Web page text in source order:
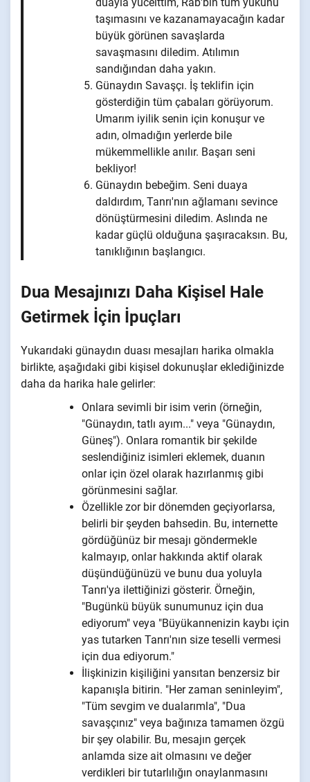
taşımasını ve kazanamayacağın kadar
büyük görünen savaşlarda
savaşmasını diledim. Atılımın
sandığından daha yakın.
Günaydın Savaşçı. İş teklifin için
gösterdiğin tüm çabaları görüyorum.
Umarım iyilik senin için konuşur ve
adın, olmadığın yerlerde bile
mükemmellikle anılır. Başarı seni
bekliyor!
Günaydın bebeğim. Seni duaya
daldırdım, Tanrı'nın ağlamanı sevince
dönüştürmesini diledim. Aslında ne
kadar güçlü olduğuna şaşıracaksın. Bu,
tanıklığının başlangıcı.
Dua Mesajınızı Daha Kişisel Hale
Getirmek İçin İpuçları
Yukarıdaki günaydın duası mesajları harika olmakla
birlikte, aşağıdaki gibi kişisel dokunuşlar eklediğinizde
daha da harika hale gelirler:
Onlara sevimli bir isim verin (örneğin,
"Günaydın, tatlı ayım..." veya "Günaydın,
Güneş"). Onlara romantik bir şekilde
seslendiğiniz isimleri eklemek, duanın
onlar için özel olarak hazırlanmış gibi
görünmesini sağlar.
Özellikle zor bir dönemden geçiyorlarsa,
belirli bir şeyden bahsedin. Bu, internette
gördüğünüz bir mesajı göndermekle
kalmayıp, onlar hakkında aktif olarak
düşündüğünüzü ve bunu dua yoluyla
Tanrı'ya ilettiğinizi gösterir. Örneğin,
"Bugünkü büyük sunumunuz için dua
ediyorum" veya "Büyükannenizin kaybı için
yas tutarken Tanrı'nın size teselli vermesi
için dua ediyorum."
İlişkinizin kişiliğini yansıtan benzersiz bir
kapanışla bitirin. "Her zaman seninleyim",
"Tüm sevgim ve dualarımla", "Dua
savaşçınız" veya bağınıza tamamen özgü
bir şey olabilir. Bu, mesajın gerçek
anlamda size ait olmasını ve değer
verdikleri bir tutarlılığın onaylanmasını